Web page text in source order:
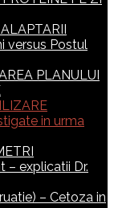
versus Postul
PLANULUI
in urma
– explicatii Dr.
– Cetoza in